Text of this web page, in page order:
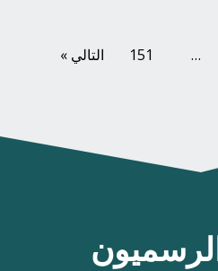
…
151 التالي »